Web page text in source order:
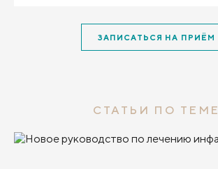
ЗАПИСАТЬСЯ НА ПРИЁМ
СТАТЬИ ПО ТЕМЕ